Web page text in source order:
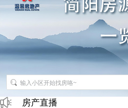
招聘房产销售经纪人
房产直播